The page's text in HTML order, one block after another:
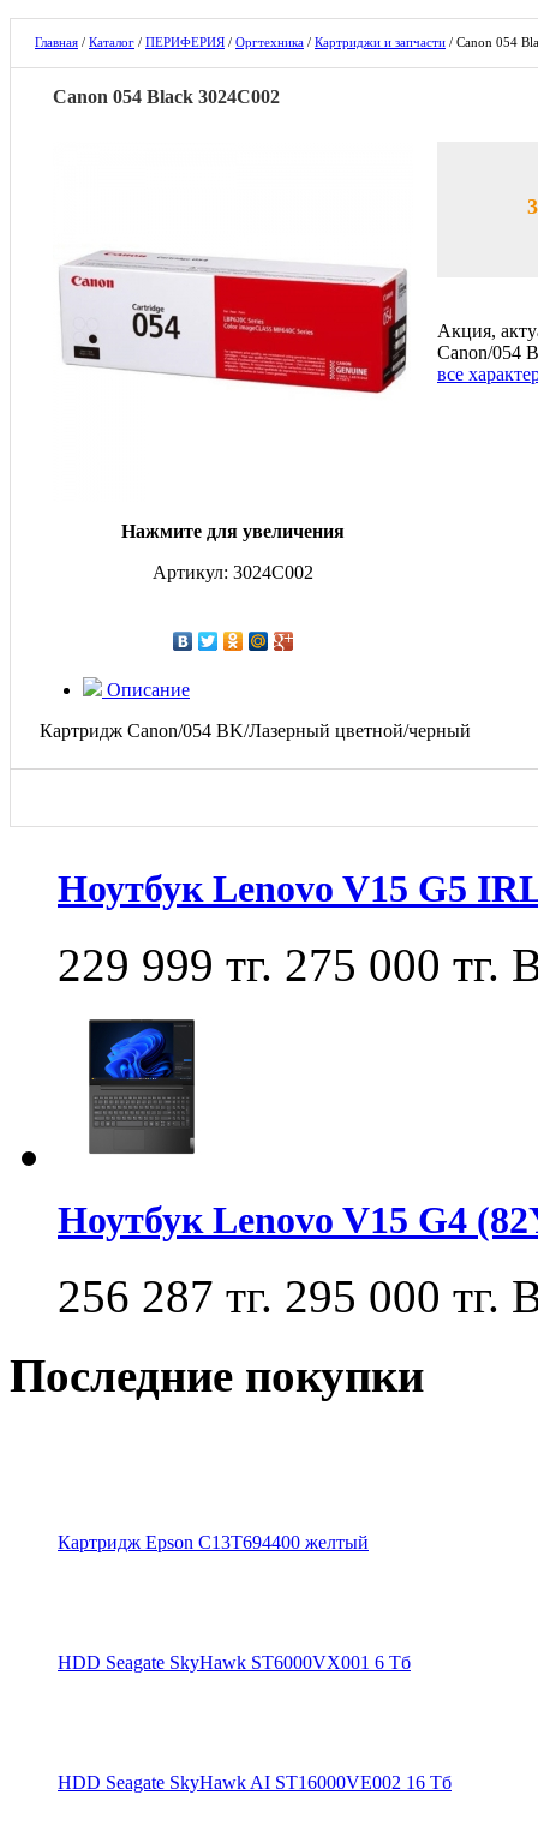
Главная / Каталог / ПЕРИФЕРИЯ / Оргтехника / Картриджи и запчасти / Canon 054
Canon 054 Black 3024C002
Нажмите для увеличения
Артикул: 3024C002
Акция,
Canon/054
все
Описание
Картридж Canon/054 BK/Лазерный цветной/черный
Ноутбук Lenovo V15 G5
229 999 тг. 275 000 тг.
Ноутбук Lenovo V15 G4
256 287 тг. 295 000 тг.
Последние покупки
Картридж Epson C13T694400 желтый
HDD Seagate SkyHawk ST6000VX001 6 Тб
HDD Seagate SkyHawk AI ST16000VE002 16 Тб